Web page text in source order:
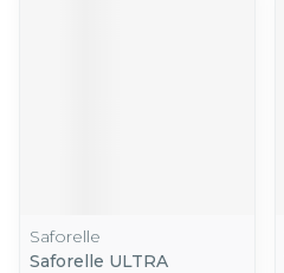
Saforelle
Saforelle ULTRA